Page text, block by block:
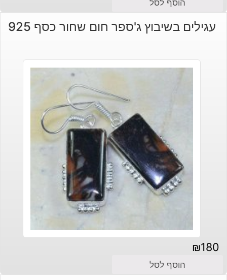
הוסף לסל
עגילים בשיבוץ ג'ספר חום שחור כסף 925
₪180
הוסף לסל